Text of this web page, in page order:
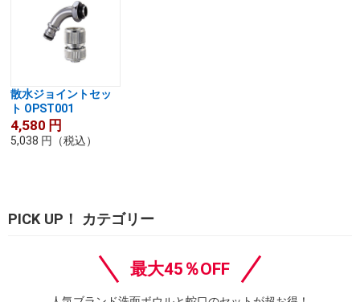
散水ジョイントセッ
ト OPST001
4,580 円
5,038 円 （税込）
PICK UP！ カテゴリー
最大45％OFF